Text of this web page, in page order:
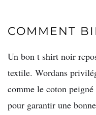
COMMENT
Un bon t shirt noir
textile. Wordans
comme le coton
pour garantir une